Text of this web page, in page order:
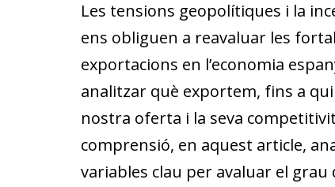
Les tensions geopolítiques i la
ens obliguen a reavaluar les
exportacions en l’economia
analitzar què exportem, fins a
nostra oferta i la seva
comprensió, en aquest article,
variables clau per avaluar el